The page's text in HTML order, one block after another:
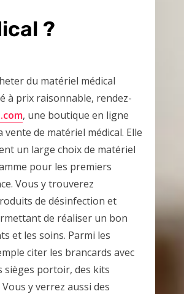
?
du matériel médical
à prix raisonnable, rendez-
, une boutique en ligne
vente de matériel médical. Elle
un large choix de matériel
pour les premiers
Vous y trouverez
de désinfection et
de réaliser un bon
et les soins. Parmi les
citer les brancards avec
sièges portoir, des kits
y verrez aussi des